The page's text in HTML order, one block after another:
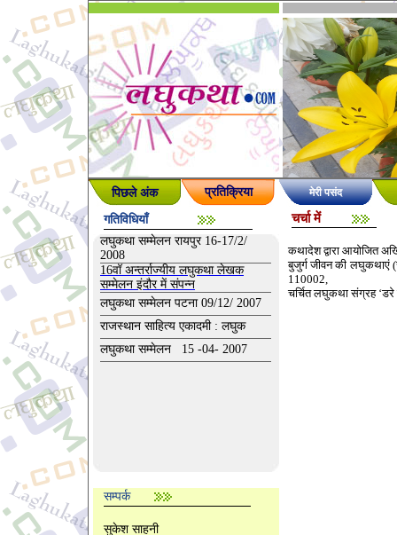
पिछले अंक प्रतिक्रिया मेरी पसंद
गतिविधियाँ
लघुकथा सम्मेलन रायपुर 16-17/2/
2008
16वॉ अन्तर्राज्यीय लघुकथा लेखक
सम्मेलन इंदौर में संपन्न
लघुकथा सम्मेलन पटना 09/12/ 2007
राजस्थान साहित्य एकादमी : लघुक
लघुकथा सम्मेलन 15 -04- 2007
सम्पर्क
सुकेश साहनी
चर्चा में
कथादेश द्वारा आयोजित
बुजुर्ग जीवन की लघुकथाएं
110002,
चर्चित लघुकथा संग्रह ‘डरे